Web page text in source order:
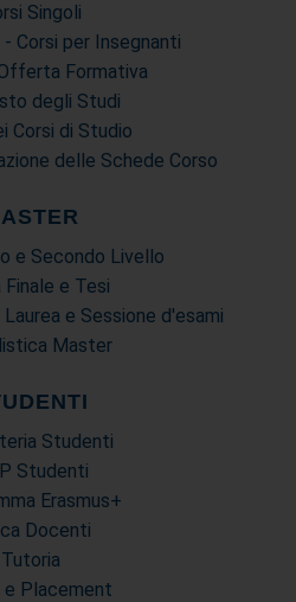
Singoli
Corsi per Insegnanti
Formativa
degli Studi
Corsi di Studio
delle Schede Corso
e Secondo Livello
Finale e Tesi
e Sessione d'esami
Master
Studenti
Studenti
Erasmus+
Docenti
Tutoria
e Placement